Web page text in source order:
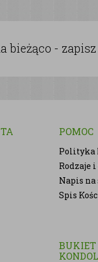
bieżąco -
POMOC
Polityka
Rodzaje
Napis na
Spis
BUKIET